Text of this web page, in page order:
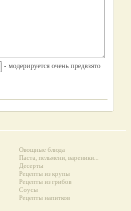
- модерируется очень предвзято
Овощные блюда
Паста, пельмени, вареники...
Десерты
Рецепты из крупы
Рецепты из грибов
Соусы
Рецепты напитков